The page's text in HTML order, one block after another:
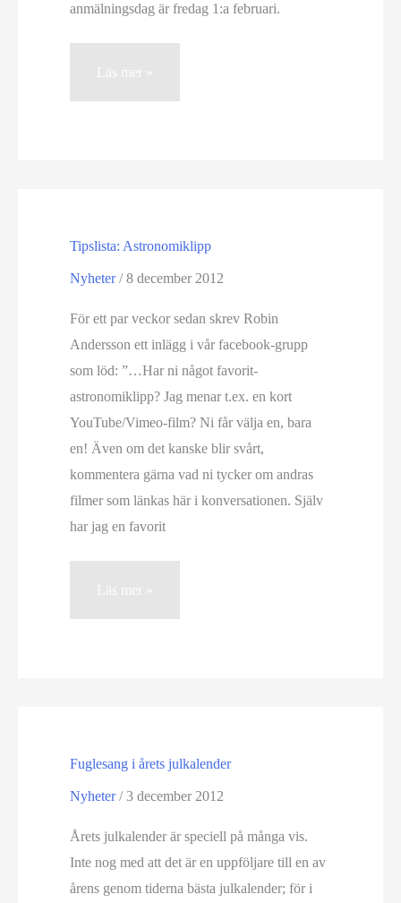
anmälningsdag är fredag 1:a februari.
Månvit
Läs mer »
Tipslista: Astronomiklipp
Nyheter/8 december 2012
För ett par veckor sedan skrev Robin
Andersson ett inlägg i vår facebook-grupp
som löd: ”…Har ni något favorit-
astronomiklipp? Jag menar t.ex. en kort
YouTube/Vimeo-film? Ni får välja en, bara
en! Även om det kanske blir svårt,
kommentera gärna vad ni tycker om andras
filmer som länkas här i konversationen. Själv
har jag en favorit
Tipslista:
Läs mer »
Fuglesang i årets julkalender
Nyheter/3 december 2012
Årets julkalender är speciell på många vis.
Inte nog med att det är en uppföljare till en av
årens genom tiderna bästa julkalender; för i